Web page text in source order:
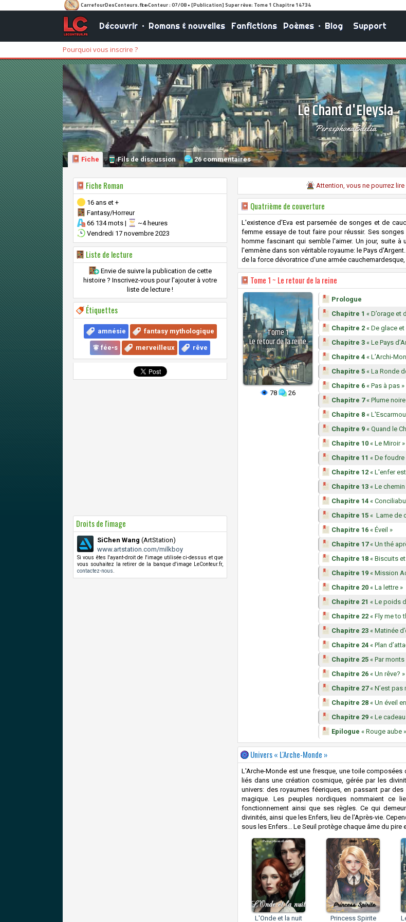
Découvrir• Romans & nouvelles Fanfictions Poèmes• Blog Support
Pourquoi vous inscrire ?
Le Chant d'Eleysia
PersephonaEdelia
Fiche Fils de discussion 26 commentaires
Fiche Roman
16 ans et +
Fantasy/Horreur
66 134 mots |
~4 heures
Vendredi 17 novembre 2023
Liste de lecture
Envie de suivre la publication de cette
histoire ? Inscrivez-vous pour l'ajouter à votre
liste de lecture !
Étiquettes
amnésie fantasy mythologique
🧚 fée•s merveilleux rêve
Droits de l'image
SiChen Wang (ArtStation)
www.artstation.com/milkboy
Si vous êtes l'ayant-droit de l'image utilisée ci-dessus et que
vous souhaitez la retirer de la banque d'image LeConteur.fr,
contactez-nous
Attention, vous ne pourrez
Quatrième de couverture
L'existence d'Eva est parsemée de songes et de
femme essaye de tout faire pour réussir. Ses
homme fascinant qui semble l'aimer. Un jour, suite
l'emmène dans son véritable royaume: le Pays
de la force dévoratrice d'une armée
Tome 1 ~ Le retour de la reine
Tome1
Le retour de la reine
78 26
Prologue
Chapitre 1 « D’orage et
Chapitre 2 « De glace
Chapitre 3 « Le Pays
Chapitre 4 « L’Archi-
Chapitre 5 « La Ronde
Chapitre 6 « Pas à pas »
Chapitre 7« Plume noire
Chapitre 8 «
Chapitre 9 « Quand le
Chapitre 10 « Le Miroir »
Chapitre 11 « De
Chapitre 12 « L'enfer
Chapitre 13 « Le
Chapitre 14 «
Chapitre 15 « Lame de
Chapitre 16 « Éveil »
Chapitre 17« Un thé
Chapitre 18 « Biscuits
Chapitre 19 « Mission
Chapitre 20 « La lettre »
Chapitre 21 « Le poids
Chapitre 22 « Fly me to
Chapitre 23 « Matinée
Chapitre 24 « Plan
Chapitre 25 « Par
Chapitre 26 « Un rêve? »
Chapitre 27« N’est pas
Chapitre 28 « Un éveil
Chapitre 29 « Le
Epilogue « Rouge aube »
Univers « L'Arche-Monde »
L'Arche-Monde est une fresque, une toile
liés dans une création cosmique, gérée par les
univers: des royaumes féeriques, en passant par
magique. Les peuples nordiques nommaient ce
fonctionnement ainsi que ses règles. Ce qui
divinités, ainsi que les Enfers, lieu de l'Après-vie.
sous les Enfers... Le Seuil protège chaque âme du pire
L'Onde et la nuit Princess Spirite